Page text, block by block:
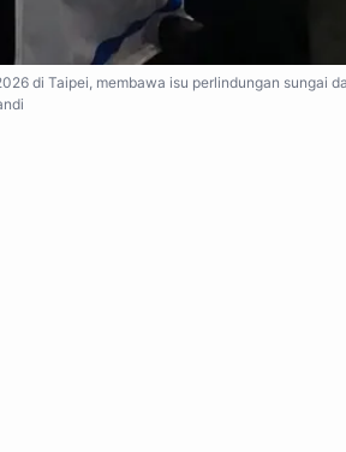
di Taipei, membawa isu perlindungan sungai